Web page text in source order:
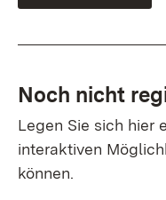
Noch nicht
Legen Sie sich hier
interaktiven
können.